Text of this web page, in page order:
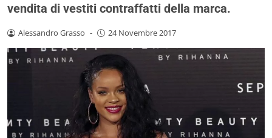
vendita di vestiti contraffatti della marca.
Alessandro Grasso - 24 Novembre 2017